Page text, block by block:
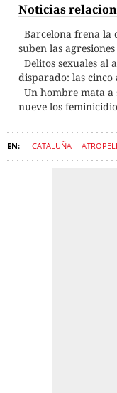
Noticias
Barcelona frena la
suben las
Delitos sexuales al
disparado: las cinco
Un hombre mata a
nueve los
CATALUÑA